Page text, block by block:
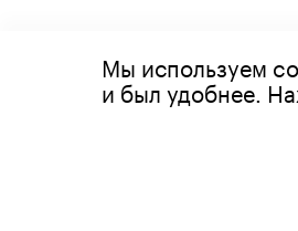
© 2026 Все права
Мы используем
и был удобнее.